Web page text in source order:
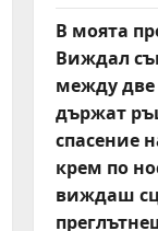
В моята
Виждал
между
държат
спасение
крем по
виждаш